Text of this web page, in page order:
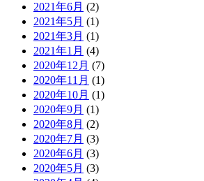
2021年6月 (2)
2021年5月 (1)
2021年3月 (1)
2021年1月 (4)
2020年12月 (7)
2020年11月 (1)
2020年10月 (1)
2020年9月 (1)
2020年8月 (2)
2020年7月 (3)
2020年6月 (3)
2020年5月 (3)